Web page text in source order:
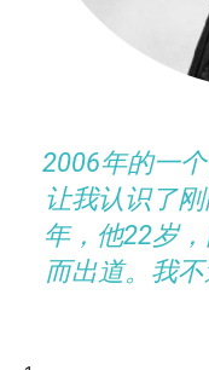
2006年的一
让我认识了
年，他22岁
而出道。我